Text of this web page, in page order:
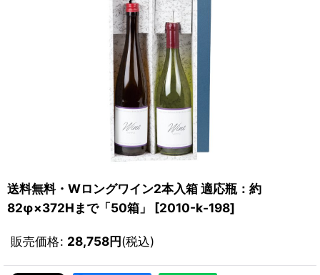
送料無料・Wロングワイン2本入箱 適応瓶：約
82φ×372Hまで「50箱」
[2010-k-198]
販売価格: 28,758円(税込)